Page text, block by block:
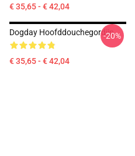
€ 35,65 - € 42,04
Dogday Hoofddouchegordijn
€ 35,65 - € 42,04
-20%